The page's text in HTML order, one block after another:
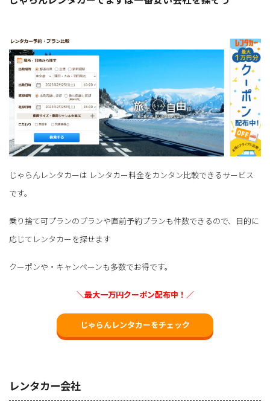
じゃらんレンタカーは レンタカー料金をカンタン比較できるサービス
です。
乗り捨て可プランのプランや直前予約プランも件数できるので、目的に
応じてレンタカーを探せます
クーポンや・キャンペーンも多数でお得です。
＼最大一万円クーポン配布中！／
じゃらんレンタカーをチェック
レンタカー会社